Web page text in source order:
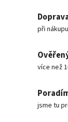
při
více než
jsme tu